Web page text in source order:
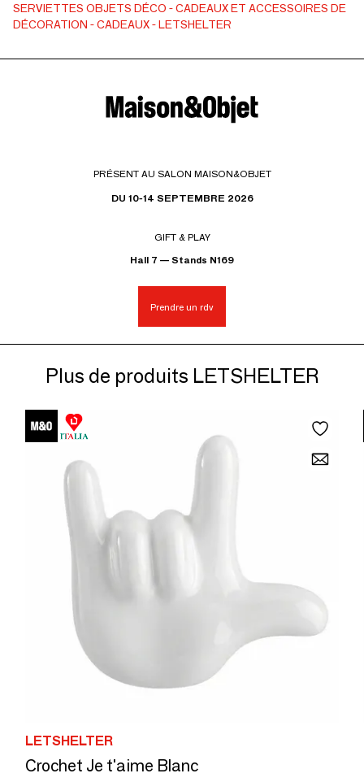
le carrelage ni utiliser de colle. Excellente qualité: nous
rêvons, concevons et produisons en Italie avec de la
de bain: idéale pour optimiser l’espace.
SERVIETTES OBJETS DÉCO
CADEAUX ET ACCESSOIRES DE
DÉCORATION
CADEAUX LETSHELTER
PRÉSENT AU SALON MAISON&OBJET
DU 10-14 SEPTEMBRE 2026
GIFT & PLAY
Hall 7 — Stands N169
Prendre un rdv
Plus de produits LETSHELTER
LETSHELTER
Crochet Je t'aime Blanc